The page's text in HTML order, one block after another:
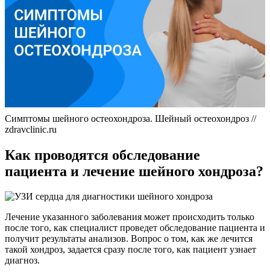
Симптомы шейного остеохондроза. Шейный остеохондроз //
zdravclinic.ru
Как проводятся обследование
пациента и лечение шейного хондроза?
Лечение указанного заболевания может происходить только
после того, как специалист проведет обследование пациента и
получит результаты анализов. Вопрос о том, как же лечится
такой хондроз, задается сразу после того, как пациент узнает
диагноз.